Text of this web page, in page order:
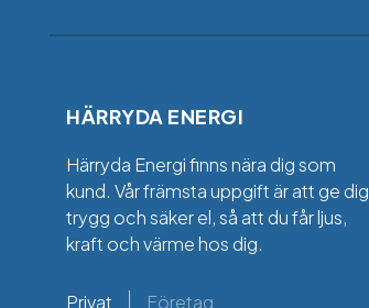
HÄRRYDA ENERGI
Härryda Energi finns nära dig som
kund. Vår främsta uppgift är att ge dig
trygg och säker el, så att du får ljus,
kraft och värme hos dig.
Privat Företag